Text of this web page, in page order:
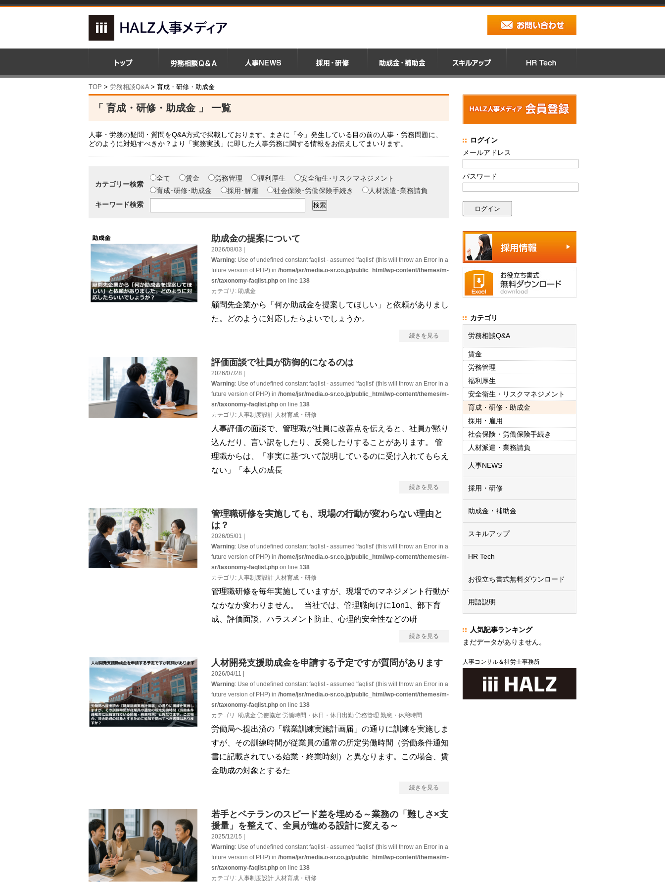
TOP > 労務相談Q&A> 育成・研修・助成金
「 育成・研修・助成金 」 一覧
人事・労務の疑問・質問をQ&A方式で掲載しております。まさに「今」発生している目の前の人事・労務問題に、
どのように対処すべきか？より「実務実践」に即した人事労務に関する情報をお伝えしてまいります。
カテゴリー検索
全て 賃金 労務管理 福利厚生
安全衛生･リスクマネジメント
育成･研修･助成金
採用･解雇 社会保険･労働保険手続き
人材派遣･業務請負
キーワード検索
助成金の提案について
2026/08/03 |
Warning: Use of undefined constant faqlist - assumed 'faqlist' (this will throw an Error in a
future version of PHP) in /home/jsr/media.o-sr.co.jp/public_html/wp-content/themes/m-
sr/taxonomy-faqlist.php on line 138
カテゴリ: 助成金
顧問先企業から「何か助成金を提案してほしい」と依頼がありまし
た。どのように対応したらよいでしょうか。
続きを見る
評価面談で社員が防御的になるのは
2026/07/28 |
Warning: Use of undefined constant faqlist - assumed 'faqlist' (this will throw an Error in a
future version of PHP) in /home/jsr/media.o-sr.co.jp/public_html/wp-content/themes/m-
sr/taxonomy-faqlist.php on line 138
カテゴリ: 人事制度設計 人材育成・研修
人事評価の面談で、管理職が社員に改善点を伝えると、社員が黙り
込んだり、言い訳をしたり、反発したりすることがあります。 管
理職からは、「事実に基づいて説明しているのに受け入れてもらえ
ない」「本人の成長
続きを見る
管理職研修を実施しても、現場の行動が変わらない理由と
は？
2026/05/01 |
Warning: Use of undefined constant faqlist - assumed 'faqlist' (this will throw an Error in a
future version of PHP) in /home/jsr/media.o-sr.co.jp/public_html/wp-content/themes/m-
sr/taxonomy-faqlist.php on line 138
カテゴリ: 人事制度設計 人材育成・研修
管理職研修を毎年実施していますが、現場でのマネジメント行動が
なかなか変わりません。 当社では、管理職向けに1on1、部下育
成、評価面談、ハラスメント防止、心理的安全性などの研
続きを見る
人材開発支援助成金を申請する予定ですが質問があります
2026/04/11 |
Warning: Use of undefined constant faqlist - assumed 'faqlist' (this will throw an Error in a
future version of PHP) in /home/jsr/media.o-sr.co.jp/public_html/wp-content/themes/m-
sr/taxonomy-faqlist.php on line 138
カテゴリ: 助成金 労使協定 労働時間・休日・休日出勤 労務管理 勤怠・休憩時間
労働局へ提出済の「職業訓練実施計画届」の通りに訓練を実施しま
すが、その訓練時間が従業員の通常の所定労働時間（労働条件通知
書に記載されている始業・終業時刻）と異なります。この場合、賃
金助成の対象とするた
続きを見る
若手とベテランのスピード差を埋める～業務の「難しさ×支
援量」を整えて、全員が進める設計に変える～
2025/12/15 |
Warning: Use of undefined constant faqlist - assumed 'faqlist' (this will throw an Error in a
future version of PHP) in /home/jsr/media.o-sr.co.jp/public_html/wp-content/themes/m-
sr/taxonomy-faqlist.php on line 138
カテゴリ: 人事制度設計 人材育成・研修
ログイン
メールアドレス
パスワード
カテゴリ
労務相談Q&A
賃金
労務管理
福利厚生
安全衛生・リスクマネジメント
育成・研修・助成金
採用・雇用
社会保険・労働保険手続き
人材派遣・業務請負
人事NEWS
採用・研修
助成金・補助金
スキルアップ
HR Tech
お役立ち書式無料ダウンロード
用語説明
人気記事ランキング
まだデータがありません。
人事コンサル＆社労士事務所